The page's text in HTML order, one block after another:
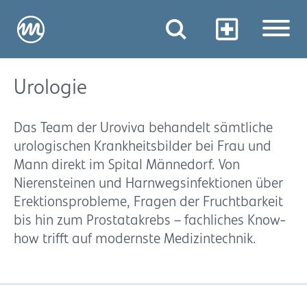
Urologie
Das Team der Uroviva behandelt sämtliche
urologischen Krankheitsbilder bei Frau und
Mann direkt im Spital Männedorf. Von
Nierensteinen und Harnwegsinfektionen über
Erektionsprobleme, Fragen der Fruchtbarkeit
bis hin zum Prostatakrebs – fachliches Know-
how trifft auf modernste Medizintechnik.